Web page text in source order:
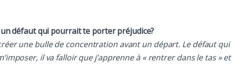
défaut qui pourrait te porter préjudice?
une bulle de concentration avant un départ. Le défaut qui
il va falloir que j’apprenne à « rentrer dans le tas » et